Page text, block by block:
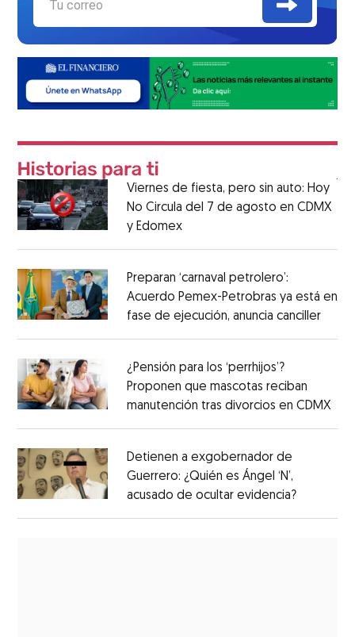
Viernes de fiesta, pero sin auto: Hoy
No Circula del 7 de agosto en CDMX
y Edomex
Preparan ‘carnaval petrolero’:
Acuerdo Pemex-Petrobras ya está en
fase de ejecución, anuncia canciller
¿Pensión para los ‘perrhijos’?
Proponen que mascotas reciban
manutención tras divorcios en CDMX
Detienen a exgobernador de
Guerrero: ¿Quién es Ángel ‘N’,
acusado de ocultar evidencia?